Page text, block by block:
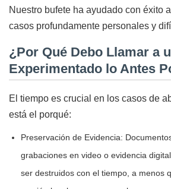
Nuestro bufete ha ayudado con éxito
casos profundamente personales y
¿Por Qué Debo Llamar a
Experimentado lo Antes
El tiempo es crucial en los casos de
está el porqué:
Preservación de Evidencia:
grabaciones en video o evidencia
ser destruidos con el tiempo, a menos